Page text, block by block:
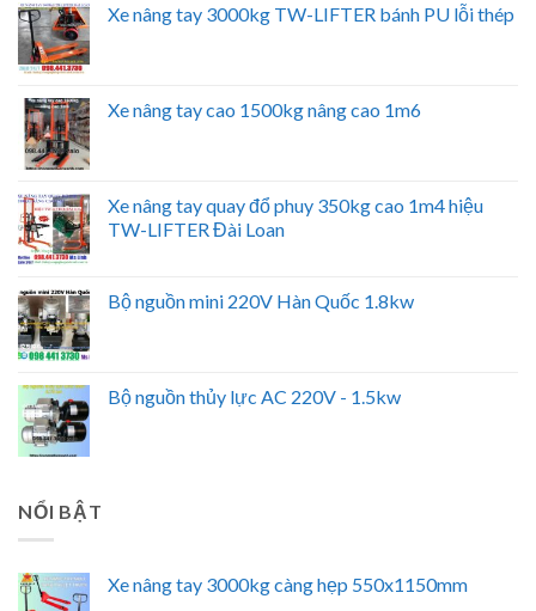
Xe nâng tay 3000kg TW-LIFTER bánh PU lỗi thép
Xe nâng tay cao 1500kg nâng cao 1m6
Xe nâng tay quay đổ phuy 350kg cao 1m4 hiệu
TW-LIFTER Đài Loan
Bộ nguồn mini 220V Hàn Quốc 1.8kw
Bộ nguồn thủy lực AC 220V - 1.5kw
NỔI BẬT
Xe nâng tay 3000kg càng hẹp 550x1150mm